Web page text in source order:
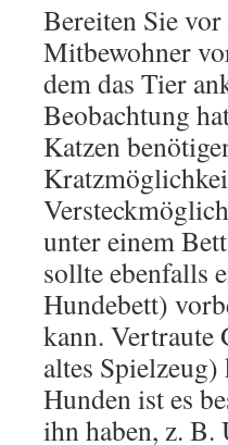
Bereiten Sie
Mitbewohner
dem das Tier
Beobachtung
Katzen
unter einem
sollte ebenfalls
Hundebett)
kann. Vertraute
altes
Hunden ist es
ihn haben, z.